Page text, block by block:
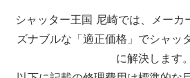
シャッター王国 尼崎では、メーカ
ズナブルな「適正価格」でシャッ
に解決します。